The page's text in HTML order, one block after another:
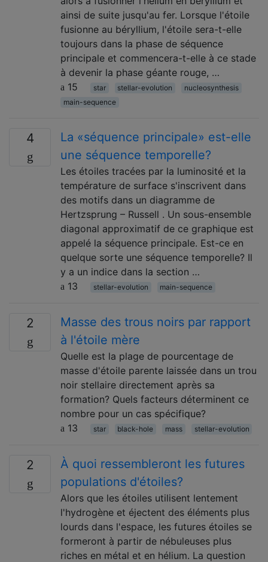
ainsi de suite jusqu'au fer. Lorsque l'étoile
fusionne au béryllium, l'étoile sera-t-elle
toujours dans la phase de séquence
principale et commencera-t-elle à ce stade
à devenir la phase géante rouge, …
15
star stellar-evolution
nucleosynthesis
main-sequence
4
La «séquence principale» est-elle
une séquence temporelle?
Les étoiles tracées par la luminosité et la
température de surface s'inscrivent dans
des motifs dans un diagramme de
Hertzsprung – Russell . Un sous-ensemble
diagonal approximatif de ce graphique est
appelé la séquence principale. Est-ce en
quelque sorte une séquence temporelle? Il
y a un indice dans la section …
13
stellar-evolution main-sequence
2
Masse des trous noirs par rapport
à l'étoile mère
Quelle est la plage de pourcentage de
masse d'étoile parente laissée dans un trou
noir stellaire directement après sa
formation? Quels facteurs déterminent ce
nombre pour un cas spécifique?
13
star black-hole mass stellar-evolution
2
À quoi ressembleront les futures
populations d'étoiles?
Alors que les étoiles utilisent lentement
l'hydrogène et éjectent des éléments plus
lourds dans l'espace, les futures étoiles se
formeront à partir de nébuleuses plus
riches en métal et en hélium. La question